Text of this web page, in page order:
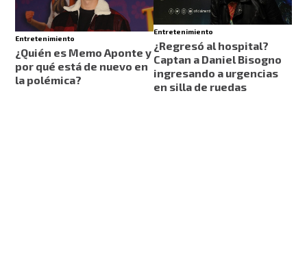
Entretenimiento
¿Quién es Memo Aponte y
por qué está de nuevo en
la polémica?
Entretenimiento
¿Regresó al hospital?
Captan a Daniel Bisogno
ingresando a urgencias
en silla de ruedas